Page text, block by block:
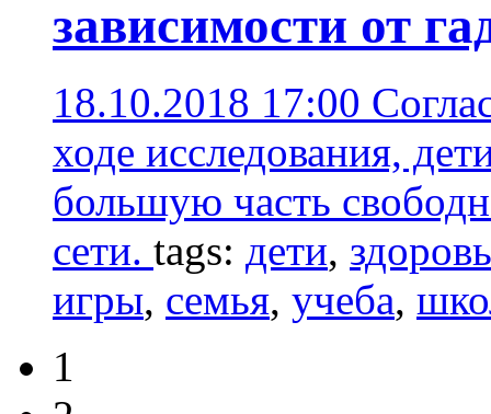
зависимости от
18.10.2018 17:00
ходе исследования,
большую часть
сети. tags: дети,
игры, семья, учеба,
1